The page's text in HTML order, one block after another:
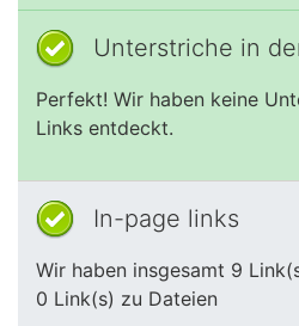
Unterstriche in
Perfekt! Wir haben keine
Links entdeckt.
In-page links
Wir haben insgesamt 9
0 Link(s) zu Dateien